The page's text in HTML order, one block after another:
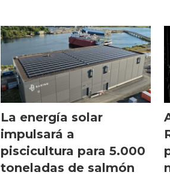
La energía solar
impulsará a
piscicultura para 5.000
toneladas de salmón